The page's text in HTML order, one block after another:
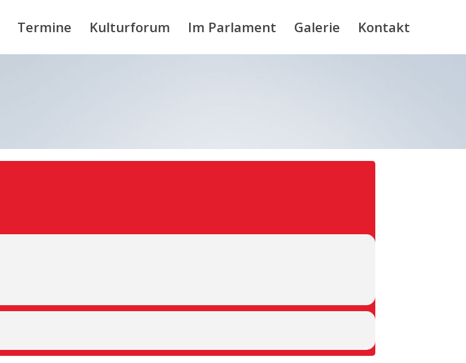
Termine Kulturforum Im Parlament Galerie Kontakt